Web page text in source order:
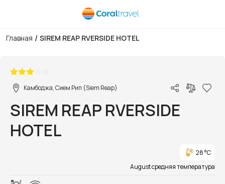
Главная / SIREM REAP RVERSIDE HOTEL
Камбоджа, Сием Рип (Siem Reap)
SIREM REAP RVERSIDE
HOTEL
28 °C
August средняя температура